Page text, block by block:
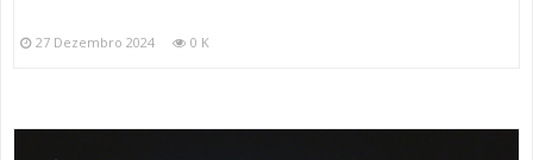
27 Dezembro 2024 0 K